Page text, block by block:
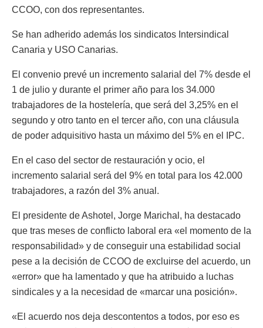
CCOO, con dos representantes.
Se han adherido además los sindicatos Intersindical
Canaria y USO Canarias.
El convenio prevé un incremento salarial del 7% desde el
1 de julio y durante el primer año para los 34.000
trabajadores de la hostelería, que será del 3,25% en el
segundo y otro tanto en el tercer año, con una cláusula
de poder adquisitivo hasta un máximo del 5% en el IPC.
En el caso del sector de restauración y ocio, el
incremento salarial será del 9% en total para los 42.000
trabajadores, a razón del 3% anual.
El presidente de Ashotel, Jorge Marichal, ha destacado
que tras meses de conflicto laboral era «el momento de la
responsabilidad» y de conseguir una estabilidad social
pese a la decisión de CCOO de excluirse del acuerdo, un
«error» que ha lamentado y que ha atribuido a luchas
sindicales y a la necesidad de «marcar una posición».
«El acuerdo nos deja descontentos a todos, por eso es